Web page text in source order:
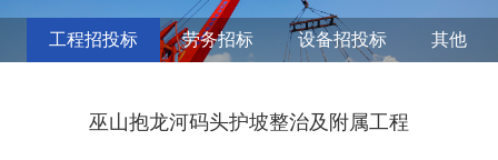
工程招投标 劳务招标 设备招投标 其他
巫山抱龙河码头护坡整治及附属工程